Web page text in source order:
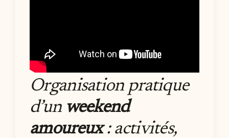
Organisation pratique
d’un weekend
amoureux: activités,